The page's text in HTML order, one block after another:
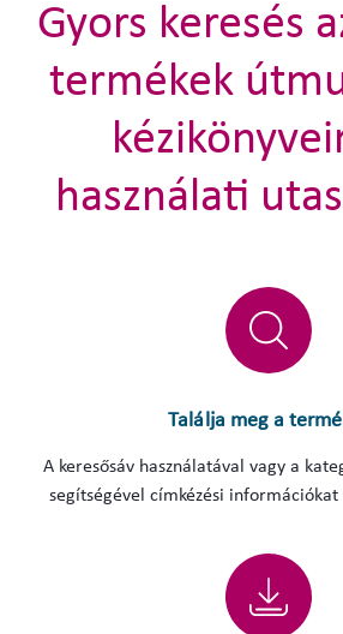
Gyors keresés
termékek
használati
Találja meg a
A keresősáv használatával vagy a
segítségével címkézési